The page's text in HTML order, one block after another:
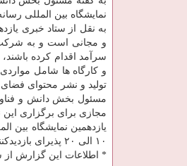
نمایشگاه بین المللی
به نقل از ستاد خبری
و مجانی است و به شركت
سرآمد اقدام كرده
و كارگاه ها شامل
تولید و نشر محتوای
مسئول بخش دانش و
مجازی برای برگزاری
۱۰ الی ۲۰ پذیرای بازدیدكنندگان خواهد بود.
* اطلاعات این گزارش از